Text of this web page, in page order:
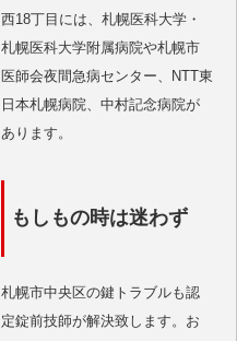
西18丁目には、札幌医科大学・
札幌医科大学附属病院や札幌市
医師会夜間急病センター、NTT東
日本札幌病院、中村記念病院が
あります。
もしもの時は迷わず
札幌市中央区の鍵トラブルも認
定錠前技師が解決致します。お